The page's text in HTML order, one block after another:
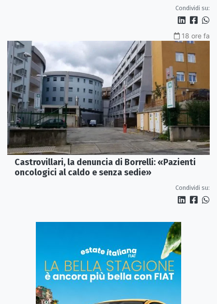
Condividi su:
18 ore fa
Castrovillari, la denuncia di Borrelli: «Pazienti
oncologici al caldo e senza sedie»
Condividi su: